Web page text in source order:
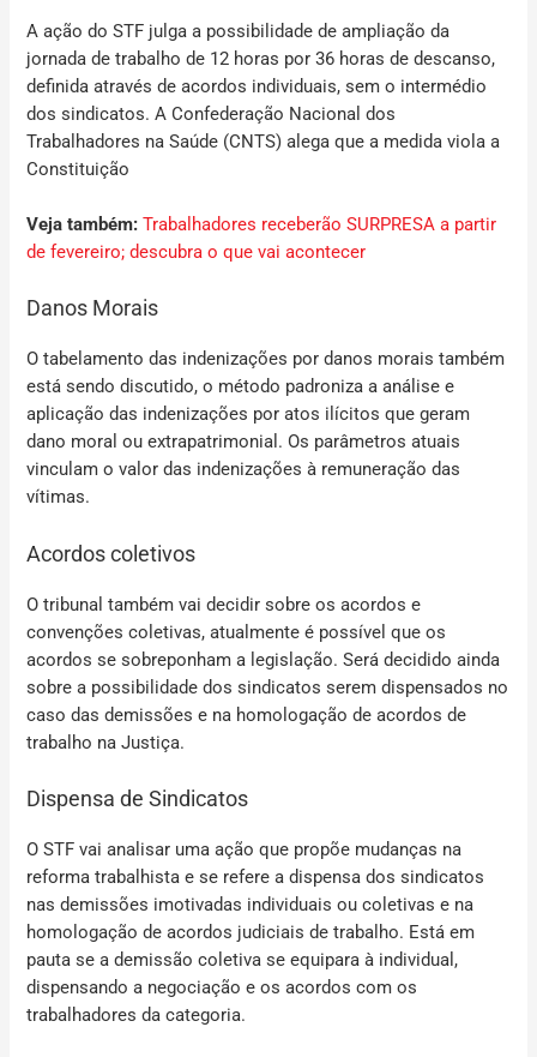
A ação do STF julga a possibilidade de ampliação da
jornada de trabalho de 12 horas por 36 horas de descanso,
definida através de acordos individuais, sem o intermédio
dos sindicatos. A Confederação Nacional dos
Trabalhadores na Saúde (CNTS) alega que a medida viola a
Constituição
Veja também:Trabalhadores receberão SURPRESA a partir
de fevereiro; descubra o que vai acontecer
Danos Morais
O tabelamento das indenizações por danos morais também
está sendo discutido, o método padroniza a análise e
aplicação das indenizações por atos ilícitos que geram
dano moral ou extrapatrimonial. Os parâmetros atuais
vinculam o valor das indenizações à remuneração das
vítimas.
Acordos coletivos
O tribunal também vai decidir sobre os acordos e
convenções coletivas, atualmente é possível que os
acordos se sobreponham a legislação. Será decidido ainda
sobre a possibilidade dos sindicatos serem dispensados no
caso das demissões e na homologação de acordos de
trabalho na Justiça.
Dispensa de Sindicatos
O STF vai analisar uma ação que propõe mudanças na
reforma trabalhista e se refere a dispensa dos sindicatos
nas demissões imotivadas individuais ou coletivas e na
homologação de acordos judiciais de trabalho. Está em
pauta se a demissão coletiva se equipara à individual,
dispensando a negociação e os acordos com os
trabalhadores da categoria.